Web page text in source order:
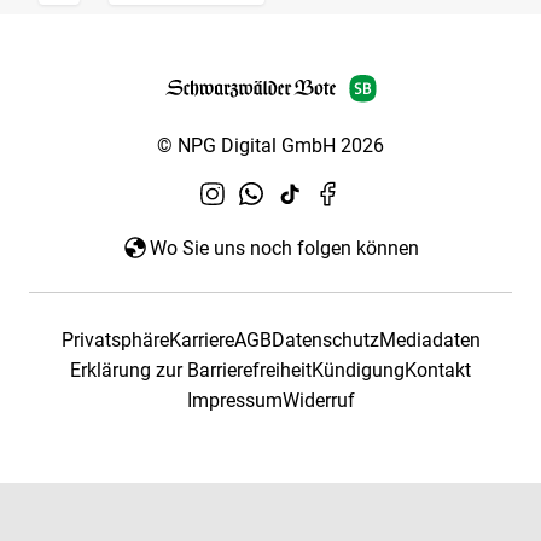
© NPG Digital GmbH 2026
Wo Sie uns noch folgen können
PrivatsphäreKarriereAGBDatenschutzMediadaten
Erklärung zur BarrierefreiheitKündigungKontakt
ImpressumWiderruf